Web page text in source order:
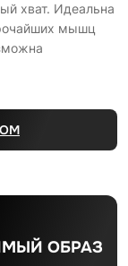
хват. Идеальна
мышц
ОБРАЗ